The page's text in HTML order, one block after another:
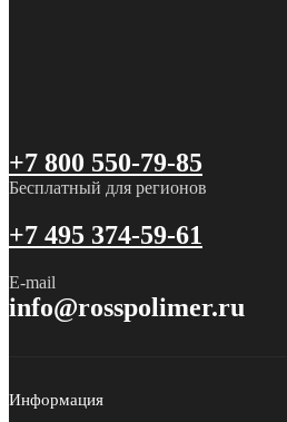
+7 800 550-79-85
Бесплатный для регионов
+7 495 374-59-61
E-mail
info@rosspolimer.ru
Информация